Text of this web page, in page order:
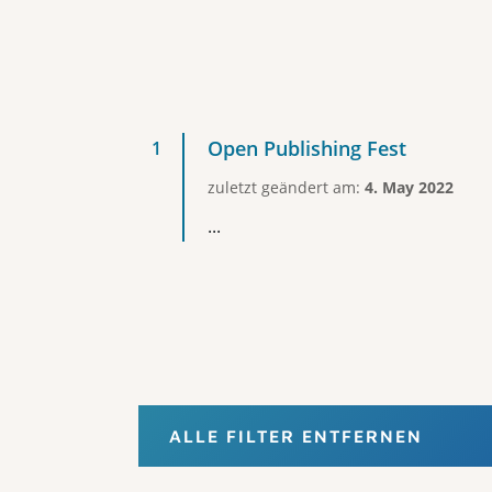
Open Publishing Fest
zuletzt geändert am: 4. May 2022
...
ALLE FILTER ENTFERNEN